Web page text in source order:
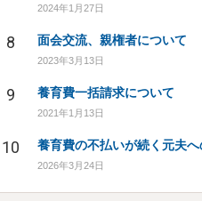
2024年1月27日
8 面会交流、親権者について
2023年3月13日
9 養育費一括請求について
2021年1月13日
10
2026年3月24日